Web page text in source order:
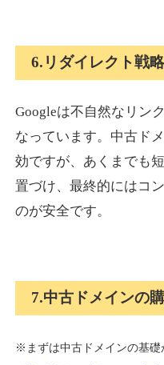
6.リダイレクト戦
Googleは不自然なリン
なっています。中古ド
効ですが、あくまでも
置づけ、最終的にはコ
のが安全です。
7.中古ドメインの
※まずは中古ドメインの基礎